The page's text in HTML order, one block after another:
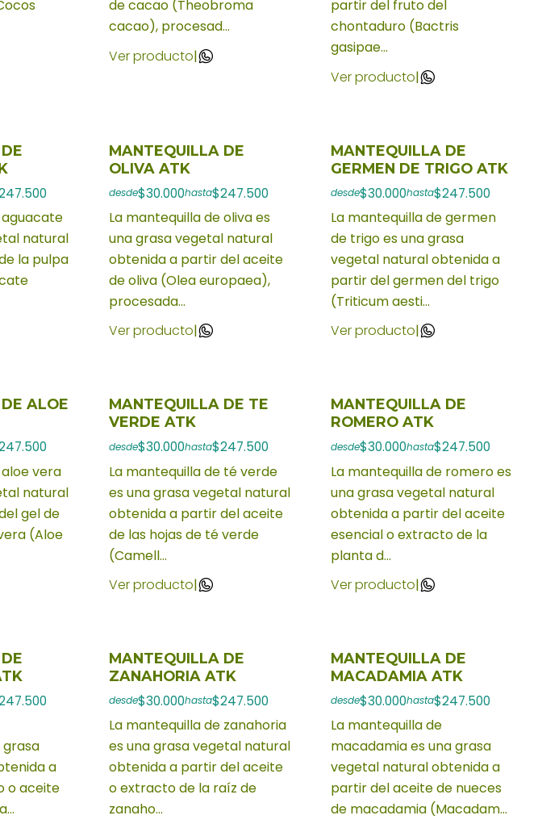
de cacao (Theobroma
cacao), procesad...
Ver producto|
partir del fruto del
chontaduro (Bactris
gasipae...
Ver producto|
natural
la pulpa
MANTEQUILLA DE
OLIVA ATK
desde$30.000hasta$247.500
La mantequilla de oliva es
una grasa vegetal natural
obtenida a partir del aceite
de oliva (Olea europaea),
procesada...
Ver producto|
MANTEQUILLA DE
GERMEN DE TRIGO ATK
desde$30.000hasta$247.500
La mantequilla de germen
de trigo es una grasa
vegetal natural obtenida a
partir del germen del trigo
(Triticum aesti...
Ver producto|
ALOE
vera
natural
gel de
(Aloe
MANTEQUILLA DE TE
VERDE ATK
desde$30.000hasta$247.500
La mantequilla de té verde
es una grasa vegetal natural
obtenida a partir del aceite
de las hojas de té verde
(Camell...
Ver producto|
MANTEQUILLA DE
ROMERO ATK
desde$30.000hasta$247.500
La mantequilla de romero es
una grasa vegetal natural
obtenida a partir del aceite
esencial o extracto de la
planta d...
Ver producto|
grasa
a
o aceite
MANTEQUILLA DE
ZANAHORIA ATK
desde$30.000hasta$247.500
La mantequilla de zanahoria
es una grasa vegetal natural
obtenida a partir del aceite
o extracto de la raíz de
zanaho...
MANTEQUILLA DE
MACADAMIA ATK
desde$30.000hasta$247.500
La mantequilla de
macadamia es una grasa
vegetal natural obtenida a
partir del aceite de nueces
de macadamia (Macadam...